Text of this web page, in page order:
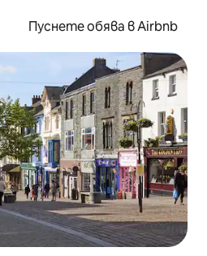
Пуснете обява в Airbnb